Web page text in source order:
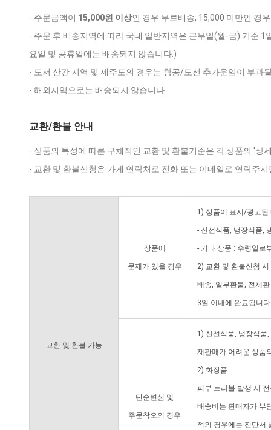
- 주문금액이 15,000원 이상인 경우 무료배송, 15,000 미만인 경
- 주문 후 배송지역에 따라 국내 일반지역은 근무일(월-금) 기준
요일 및 공휴일에는 배송되지 않습니다.)
- 도서 산간 지역 및 제주도의 경우는 항공/도선 추가운임이 부과
- 해외지역으로는 배송되지 않습니다.
교환/환불 안내
- 상품의 특성에 따른 구체적인 교환 및 환불기준은 각 상품의 '상
- 교환 및 환불신청은 가게 연락처로 전화 또는 이메일로 연락주
교환 및 환불 가능
상품에
문제가 있을 경우
1) 상품이 표시/광고된
- 신선식품, 냉장식품,
- 기타 상품 : 수령일로
2) 교환 및 환불신청
배송, 일부환불, 전체
3일 이내에 완료됩니
단순변심 및
주문착오의 경우
1) 신선식품, 냉장식품
재판매가 어려운 상품
2) 화장품
피부 트러블 발생 시
배송비는 판매자가 부
적의 경우에는 진단서